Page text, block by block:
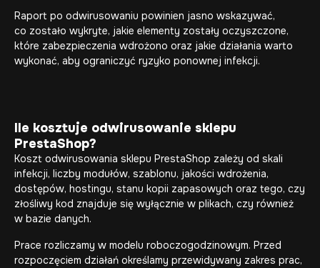
Raport po odwirusowaniu powinien jasno wskazywać,
co zostało wykryte, jakie elementy zostały oczyszczone,
które zabezpieczenia wdrożono oraz jakie działania warto
wykonać, aby ograniczyć ryzyko ponownej infekcji.
Ile kosztuje odwirusowanie sklepu
PrestaShop?
Koszt odwirusowania sklepu PrestaShop zależy od skali
infekcji, liczby modułów, szablonu, jakości wdrożenia,
dostępów, hostingu, stanu kopii zapasowych oraz tego, czy
złośliwy kod znajduje się wyłącznie w plikach, czy również
w bazie danych.
Prace rozliczamy w modelu roboczogodzinowym. Przed
rozpoczęciem działań określamy przewidywany zakres prac,